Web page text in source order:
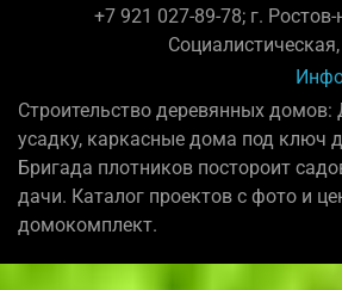
+7 921 027-89-78; г. Ростов-
Строительство деревянных
усадку, каркасные дома под ключ
Бригада плотников постороит
дачи. Каталог проектов с фото и
домокомплект.